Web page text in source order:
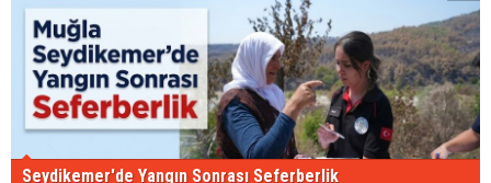
Seydikemer'de Yangın Sonrası Seferberlik